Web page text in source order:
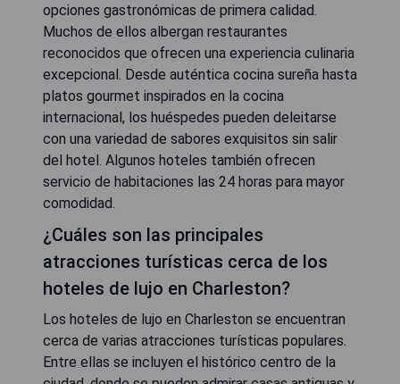
opciones gastronómicas de primera calidad.
Muchos de ellos albergan restaurantes
reconocidos que ofrecen una experiencia culinaria
excepcional. Desde auténtica cocina sureña hasta
platos gourmet inspirados en la cocina
internacional, los huéspedes pueden deleitarse
con una variedad de sabores exquisitos sin salir
del hotel. Algunos hoteles también ofrecen
servicio de habitaciones las 24 horas para mayor
comodidad.
¿Cuáles son las principales
atracciones turísticas cerca de los
hoteles de lujo en Charleston?
Los hoteles de lujo en Charleston se encuentran
cerca de varias atracciones turísticas populares.
Entre ellas se incluyen el histórico centro de la